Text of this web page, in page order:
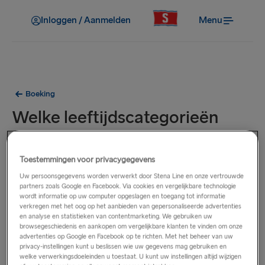
Inloggen / Aanmelden Menu
Boeking
Welke leeftijdscategorieën
De 3 belangrijkste leeftijdscategorieën zijn volwassenen (16
jaar +), kinderen (4-15 jaar) en baby’s (tot 3 jaar). Baby's
reizen gratis op alle routes.
Op reizen tussen Zweden en Denemarken mogen
jongvolwassenen van 16 en 17 jaar zonder ouder of voogd
reizen met een ingevulde, geprintevrijwaring van
Toestemmingen voor privacygegevens
Uw persoonsgegevens worden verwerkt door Stena Line en onze vertrouwde
partners zoals Google en Facebook. Via cookies en vergelijkbare technologie
wordt informatie op uw computer opgeslagen en toegang tot informatie
verkregen met het oog op het aanbieden van gepersonaliseerde advertenties
en analyse en statistieken van contentmarketing. We gebruiken uw
browsegeschiedenis en aankopen om vergelijkbare klanten te vinden om onze
advertenties op Google en Facebook op te richten. Met het beheer van uw
privacy-instellingen kunt u beslissen wie uw gegevens mag gebruiken en
welke verwerkingsdoeleinden u toestaat. U kunt uw instellingen altijd wijzigen